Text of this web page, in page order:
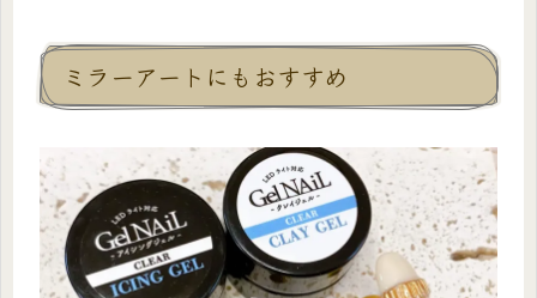
ミラーアートにもおすすめ